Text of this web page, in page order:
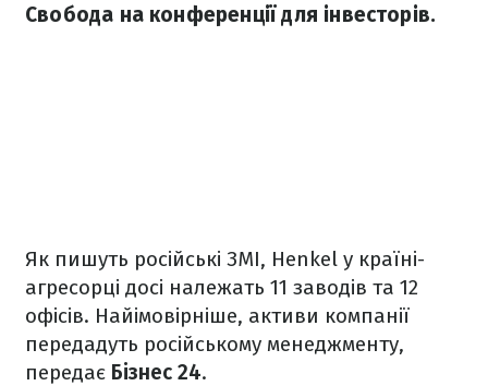
Свобода на конференції для інвесторів.
Як пишуть російські ЗМІ, Henkel у країні-
агресорці досі належать 11 заводів та 12
офісів. Найімовірніше, активи компанії
передадуть російському менеджменту,
передає Бізнес 24.